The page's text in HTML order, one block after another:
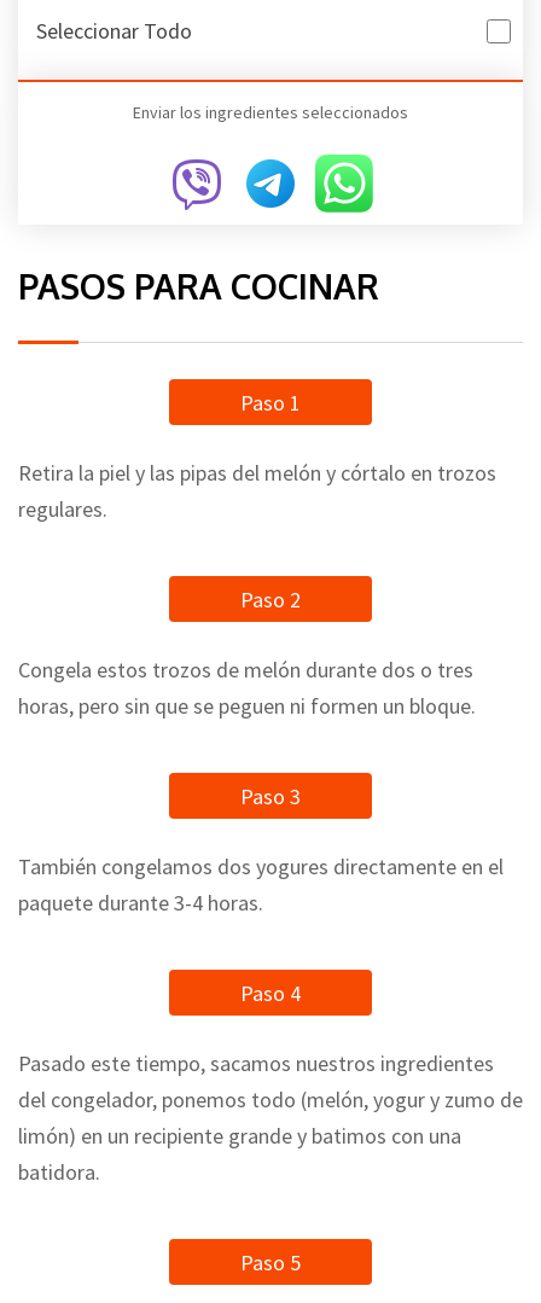
Seleccionar Todo
Enviar los ingredientes seleccionados
PASOS PARA COCINAR
Paso 1
Retira la piel y las pipas del melón y córtalo en trozos
regulares.
Paso 2
Congela estos trozos de melón durante dos o tres
horas, pero sin que se peguen ni formen un bloque.
Paso 3
También congelamos dos yogures directamente en el
paquete durante 3-4 horas.
Paso 4
Pasado este tiempo, sacamos nuestros ingredientes
del congelador, ponemos todo (melón, yogur y zumo de
limón) en un recipiente grande y batimos con una
batidora.
Paso 5